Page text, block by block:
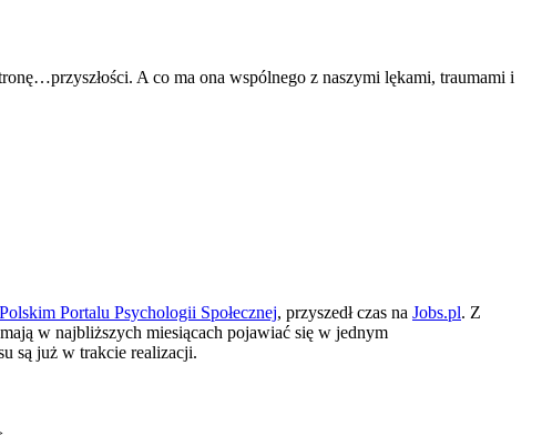
A co ma ona wspólnego z naszymi lękami, traumami i
Polskim Portalu Psychologii Społecznej, przyszedł czas na Jobs.pl. Z
w najbliższych miesiącach pojawiać się w jednym
są już w trakcie realizacji.